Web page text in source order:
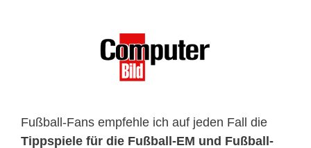
Fußball-Fans empfehle ich auf jeden Fall die
Tippspiele für die Fußball-EM und Fußball-